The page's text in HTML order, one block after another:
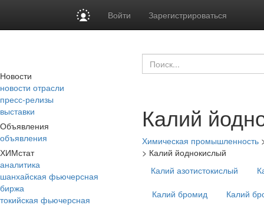
Войти Зарегистрироваться
Новости
новости отрасли
пресс-релизы
выставки
Объявления
объявления
ХИМстат
аналитика
шанхайская фьючерсная
биржа
токийская фьючерсная
Калий
Химическая промышленность
> Калий йоднокислый
Калий азотистокислый
Калий бромид
Калий